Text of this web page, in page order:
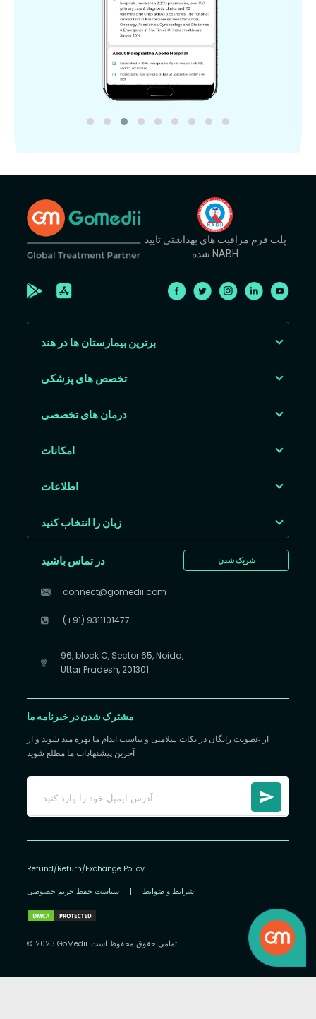
پلت فرم مراقبت های بهداشتی تایید
شده NABH
برترین بیمارستان ها در هند
تخصص های پزشکی
درمان های تخصصی
امکانات
اطلاعات
زبان را انتخاب کنید
شریک شدن در تماس باشید
connect@gomedii.com
(+91) 9311101477
96, block C, Sector 65, Noida,
Uttar Pradesh, 201301
مشترک شدن در خبرنامه ما
از عضویت رایگان در نکات سلامتی و تناسب اندام ما بهره مند شوید و از
آخرین پیشنهادات ما مطلع شوید
Refund/Return/Exchange Policy
سیاست حفظ حریم خصوصی | شرایط و ضوابط
© 2023 GoMedii. تمامی حقوق محفوظ است